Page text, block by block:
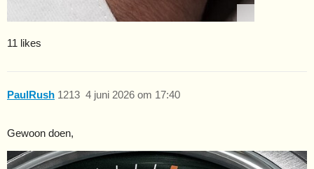
11 likes
PaulRush 4 juni 2026 om 17:40
1213
Gewoon doen,